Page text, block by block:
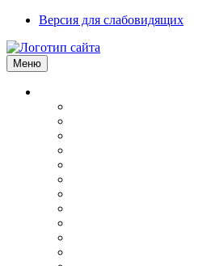
Версия для слабовидящих
Меню